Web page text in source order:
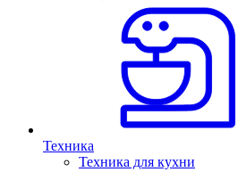
Техника
Техника для кухни